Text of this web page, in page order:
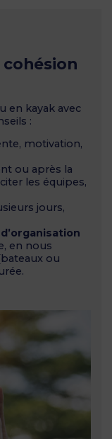
en kayak avec
:
motivation,
ou après la
les équipes,
jours,
en nous
ou